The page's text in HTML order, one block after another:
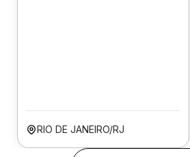
RIO DE JANEIRO/RJ